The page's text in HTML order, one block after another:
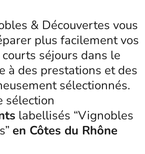
& Découvertes vous
plus facilement vos
séjours dans le
à des prestations et des
sélectionnés.
sélection
labellisés “Vignobles
en Côtes du Rhône